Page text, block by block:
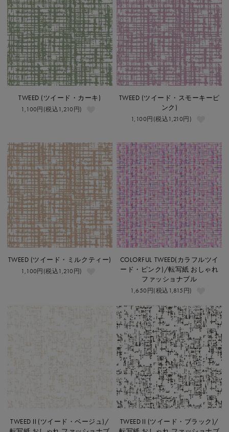
TWEED (ツイード・カーキ)
1,100円(税込1,210円)
TWEED (ツイード・スモーキーピ
ンク)
1,100円(税込1,210円)
TWEED (ツイード・ミルクティー)
1,100円(税込1,210円)
COLORFUL TWEED(カラフルツイ
ード・ピンク)/転写紙 おしゃれ
ファッショナブル
1,650円(税込1,815円)
TWEEDⅡ(ツイード・ベージュ)/
TWEEDⅡ(ツイード・ブラック)/